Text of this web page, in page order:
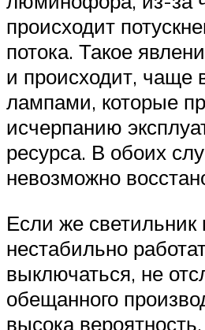
происходит
потока. Такое
и происходит, чаще
лампами, которые
исчерпанию
ресурса. В обоих
невозможно
Если же светильник
нестабильно
выключаться, не
обещанного
высока